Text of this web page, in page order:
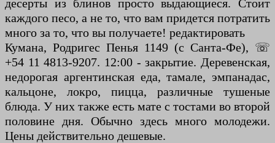
десерты из блинов просто выдающиеся. Стоит
каждого песо, а не то, что вам придется потратить
много за то, что вы получаете! редактировать
Кумана, Родригес Пенья 1149 (с Санта-Фе), ☏
+54 11 4813-9207. 12:00 - закрытие. Деревенская,
недорогая аргентинская еда, тамале, эмпанадас,
кальцоне, локро, пицца, различные тушеные
блюда. У них также есть мате с тостами во второй
половине дня. Обычно здесь много молодежи.
Цены действительно дешевые.